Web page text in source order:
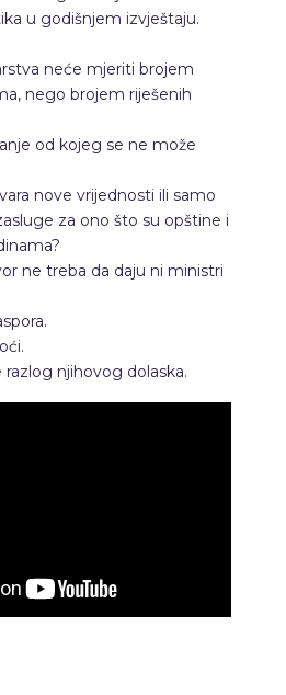
u godišnjem izvještaju.
neće mjeriti brojem
nego brojem riješenih
od kojeg se ne može
nove vrijednosti ili samo
za ono što su opštine i
ne treba da daju ni ministri
njihovog dolaska.